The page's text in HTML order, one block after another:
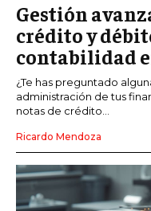
Gestión
crédito y
contabilidad
¿Te has preguntado
administración de tus
notas de crédito...
Ricardo Mendoza